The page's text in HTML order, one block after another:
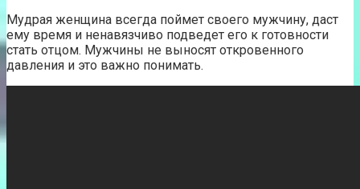
Мудрая женщина всегда поймет своего мужчину, даст
ему время и ненавязчиво подведет его к готовности
стать отцом. Мужчины не выносят откровенного
давления и это важно понимать.